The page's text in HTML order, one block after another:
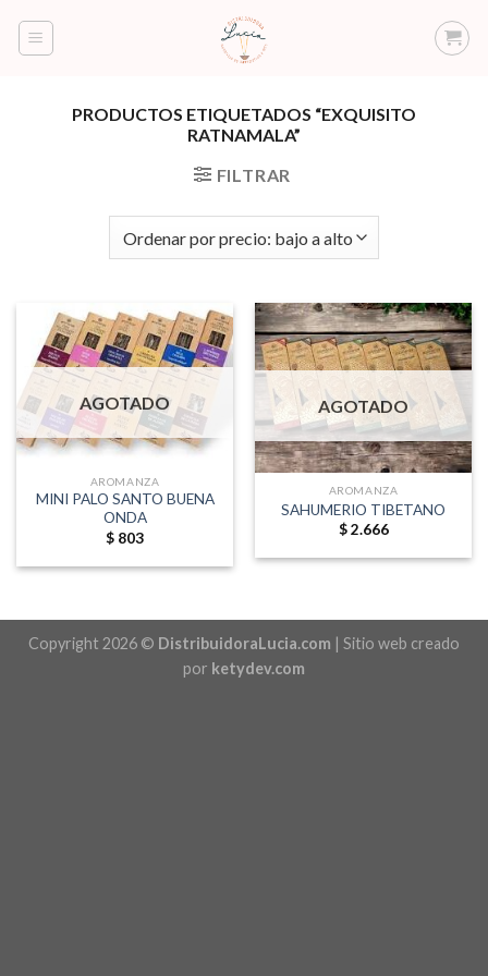
PRODUCTOS ETIQUETADOS “EXQUISITO
RATNAMALA”
FILTRAR
AGOTADO
AROMANZA
MINI PALO SANTO BUENA
ONDA
$ 803
AGOTADO
AROMANZA
SAHUMERIO TIBETANO
$2.666
Copyright 2026 © DistribuidoraLucia.com | Sitio web creado
por ketydev.com